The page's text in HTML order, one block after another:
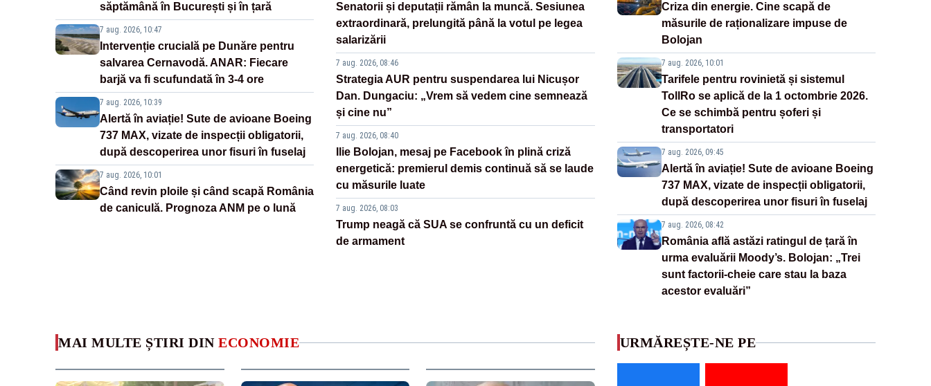
săptămână în București și în țară
7 aug. 2026, 10:47
Intervenție crucială pe Dunăre pentru
salvarea Cernavodă. ANAR: Fiecare
barjă va fi scufundată în 3-4 ore
7 aug. 2026, 10:39
Alertă în aviație! Sute de avioane Boeing
737 MAX, vizate de inspecții obligatorii,
după descoperirea unor fisuri în fuselaj
7 aug. 2026, 10:01
Când revin ploile și când scapă România
de caniculă. Prognoza ANM pe o lună
Senatorii și deputații rămân la muncă. Sesiunea
extraordinară, prelungită până la votul pe legea
salarizării
7 aug. 2026, 08:46
Strategia AUR pentru suspendarea lui Nicușor
Dan. Dungaciu: „Vrem să vedem cine semnează
și cine nu”
7 aug. 2026, 08:40
Ilie Bolojan, mesaj pe Facebook în plină criză
energetică: premierul demis continuă să se laude
cu măsurile luate
7 aug. 2026, 08:03
Trump neagă că SUA se confruntă cu un deficit
de armament
Criza din energie. Cine scapă de
măsurile de raționalizare impuse de
Bolojan
7 aug. 2026, 10:01
Tarifele pentru rovinietă și sistemul
TollRo se aplică de la 1 octombrie 2026.
Ce se schimbă pentru șoferi și
transportatori
7 aug. 2026, 09:45
Alertă în aviație! Sute de avioane Boeing
737 MAX, vizate de inspecții obligatorii,
după descoperirea unor fisuri în fuselaj
7 aug. 2026, 08:42
România află astăzi ratingul de țară în
urma evaluării Moody’s. Bolojan: „Trei
sunt factorii-cheie care stau la baza
acestor evaluări”
MAI MULTE ȘTIRI DIN ECONOMIE URMĂREȘTE-NE PE